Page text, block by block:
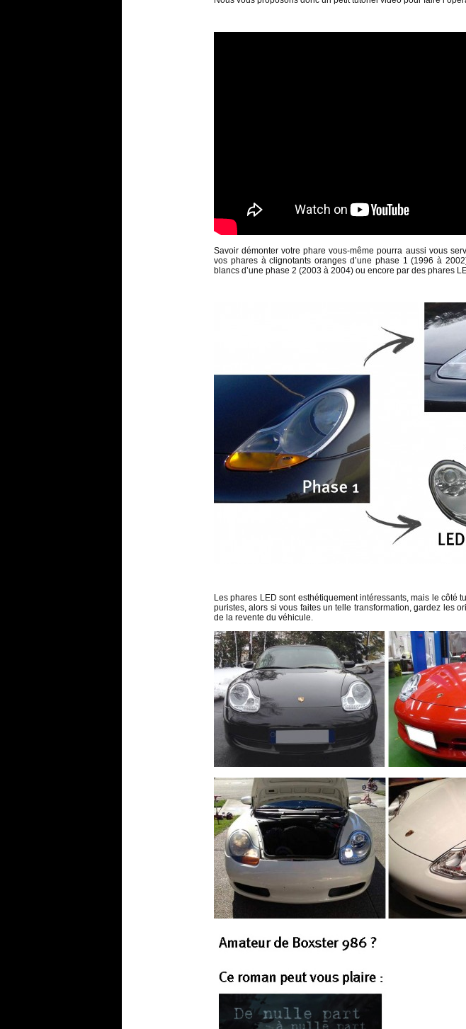
Savoir démonter votre phare vous-même pourra aussi vous
vos phares à clignotants oranges d’une phase 1 (1996 à
blancs d’une phase 2 (2003 à 2004) ou encore par des phares
Les phares LED sont esthétiquement intéressants, mais le côté
puristes, alors si vous faites un telle transformation, gardez les
de la revente du véhicule.